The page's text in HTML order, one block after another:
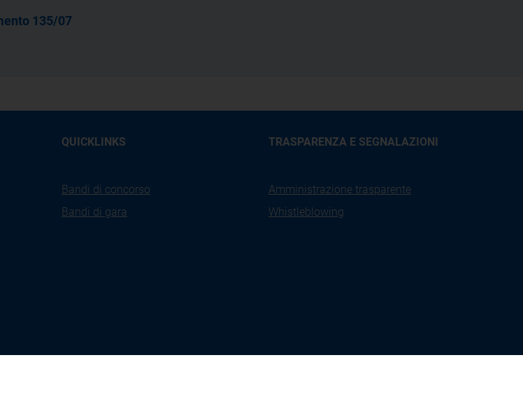
135/07
QUICKLINKS
Bandi di concorso
Bandi di gara
TRASPARENZA E SEGNALAZIONI
Amministrazione trasparente
Whistleblowing